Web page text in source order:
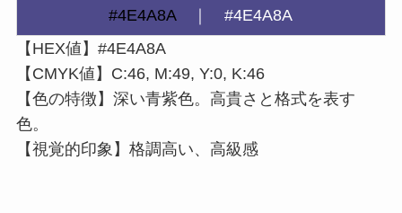
#4E4A8A｜#4E4A8A
【HEX値】#4E4A8A
【CMYK値】C:46, M:49, Y:0, K:46
【色の特徴】深い青紫色。高貴さと格式を表す
色。
【視覚的印象】格調高い、高級感